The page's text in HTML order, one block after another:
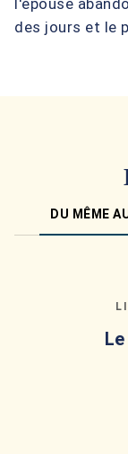
l'épouse
des jours et le
DU MÊME